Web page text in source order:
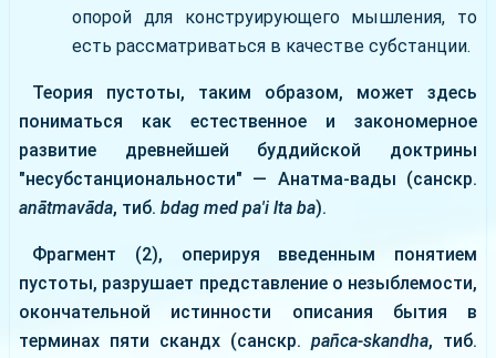
опорой для конструирующего мышления, то
есть рассматриваться в качестве субстанции.
Теория пустоты, таким образом, может здесь
пониматься как естественное и закономерное
развитие древнейшей буддийской доктрины
"несубстанциональности" — Анатма-вады (санскр.
anātmavāda, тиб. bdag med pa'i lta ba).
Фрагмент (2), оперируя введенным понятием
пустоты, разрушает представление о незыблемости,
окончательной истинности описания бытия в
терминах пяти скандх (санскр. pañca-skandha, тиб.